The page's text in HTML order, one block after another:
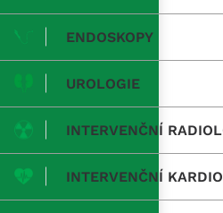
ENDOSKOPY
UROLOGIE
INTERVENČNÍ
INTERVENČNÍ